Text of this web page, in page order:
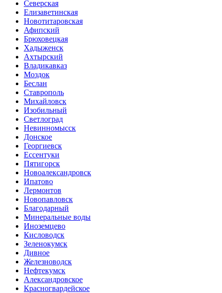
Северская
Елизаветинская
Новотитаровская
Афипский
Брюховецкая
Хадыженск
Ахтырский
Владикавказ
Моздок
Беслан
Ставрополь
Михайловск
Изобильный
Светлоград
Невинномысск
Донское
Георгиевск
Ессентуки
Пятигорск
Новоалександровск
Ипатово
Лермонтов
Новопавловск
Благодарный
Минеральные воды
Иноземцево
Кисловодск
Зеленокумск
Дивное
Железноводск
Нефтекумск
Александровское
Красногвардейское